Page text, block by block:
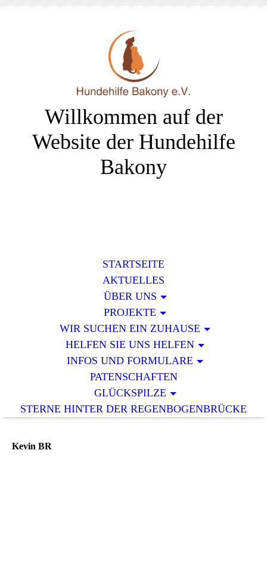
Willkommen auf der
Website der Hundehilfe
Bakony
STARTSEITE
AKTUELLES
ÜBER UNS
PROJEKTE
WIR SUCHEN EIN ZUHAUSE
HELFEN SIE UNS HELFEN
INFOS UND FORMULARE
PATENSCHAFTEN
GLÜCKSPILZE
STERNE HINTER DER REGENBOGENBRÜCKE
Kevin BR